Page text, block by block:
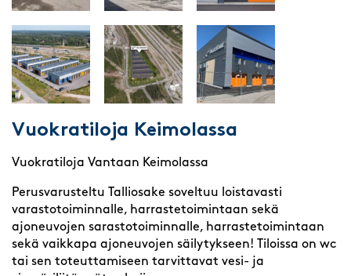
Vuokratiloja Keimolassa
Vuokratiloja Vantaan Keimolassa
Perusvarusteltu Talliosake soveltuu loistavasti
varastotoiminnalle, harrastetoimintaan sekä
ajoneuvojen sarastotoiminnalle, harrastetoimintaan
sekä vaikkapa ajoneuvojen säilytykseen! Tiloissa on wc
tai sen toteuttamiseen tarvittavat vesi- ja